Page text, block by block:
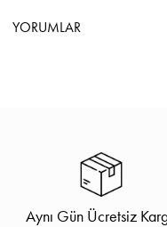
YORUMLAR
Aynı Gün Ücretsiz